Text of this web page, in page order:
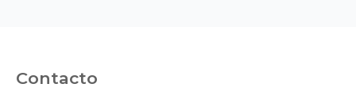
Contacto